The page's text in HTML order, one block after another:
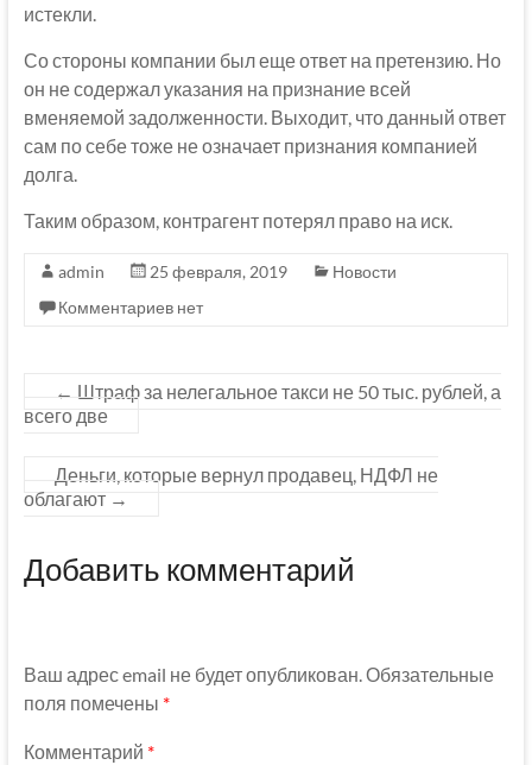
истекли.
Со стороны компании был еще ответ на претензию. Но
он не содержал указания на признание всей
вменяемой задолженности. Выходит, что данный ответ
сам по себе тоже не означает признания компанией
долга.
Таким образом, контрагент потерял право на иск.
admin 25 февраля, 2019
Новости
Комментариев нет
← Штраф за нелегальное такси не 50 тыс. рублей, а
всего две
Деньги, которые вернул продавец, НДФЛ не
облагают →
Добавить комментарий
Ваш адрес email не будет опубликован. Обязательные
поля помечены *
Комментарий *